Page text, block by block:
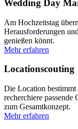
Wedding Day
Am Hochzeitstag
Herausforderungen
genießen könnt.
Mehr erfahren
Locationscouting
Die Location
recherchiere
zum Gesamtkonzept.
Mehr erfahren